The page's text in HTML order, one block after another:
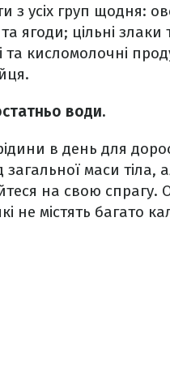
з усіх груп щодня:
ягоди; цільні злаки
та кисломолочні
води.
в день для
загальної маси тіла,
на свою спрагу.
не містять багато